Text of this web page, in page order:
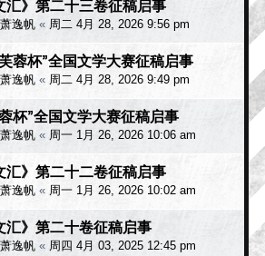
萧逸帆 « 周二 4月 28, 2026 9:56 pm
蓉杯”全国文学大赛征稿启事
萧逸帆 « 周二 4月 28, 2026 9:49 pm
杯”全国文学大赛征稿启事
萧逸帆 « 周一 1月 26, 2026 10:06 am
汇》第二十二卷征稿启事
萧逸帆 « 周一 1月 26, 2026 10:02 am
汇》第二十卷征稿启事
萧逸帆 « 周四 4月 03, 2025 12:45 pm